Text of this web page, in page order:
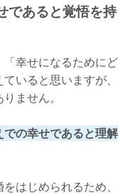
であると覚悟を持
幸せになるためにど
いると思いますが、
ません。
の幸せであると理解
はじめられるため、